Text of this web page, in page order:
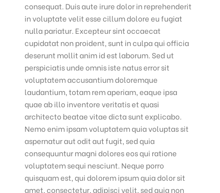
consequat. Duis aute irure dolor in reprehenderit
in voluptate velit esse cillum dolore eu fugiat
nulla pariatur. Excepteur sint occaecat
cupidatat non proident, sunt in culpa qui officia
deserunt mollit anim id est laborum. Sed ut
perspiciatis unde omnis iste natus error sit
voluptatem accusantium doloremque
laudantium, totam rem aperiam, eaque ipsa
quae ab illo inventore veritatis et quasi
architecto beatae vitae dicta sunt explicabo.
Nemo enim ipsam voluptatem quia voluptas sit
aspernatur aut odit aut fugit, sed quia
consequuntur magni dolores eos qui ratione
voluptatem sequi nesciunt. Neque porro
quisquam est, qui dolorem ipsum quia dolor sit
amet, consectetur, adipisci velit, sed quia non